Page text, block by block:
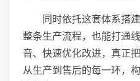
同时依托这套体系搭
整条生产流程，也能打通
音、快速优化改进，真正
从生产到售后的每一环，